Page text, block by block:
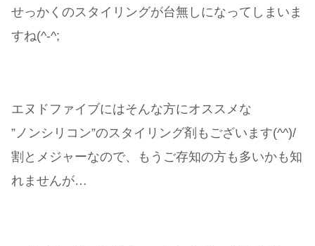
せっかくのスタイリングが台無しになってしまいま
すね(^-^;
エヌドファイブにはそんな方にオススメな
”ノンシリコン”のスタイリング剤もございます(^^)/
割とメジャーなので、もうご存知の方も多いかも知
れませんが…